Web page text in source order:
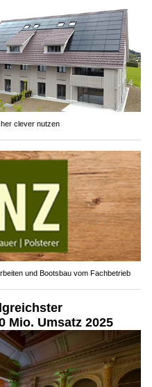
clever nutzen
und Bootsbau vom Fachbetrieb
Mio. Umsatz 2025